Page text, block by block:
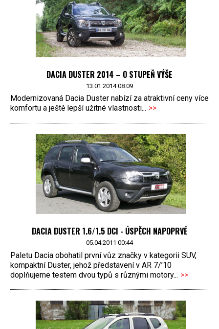
DACIA DUSTER 2014 – O STUPEŇ VÝŠE
13.01.2014 08:09
Modernizovaná Dacia Duster nabízí za atraktivní ceny více
komfortu a ještě lepší užitné vlastnosti... >>
DACIA DUSTER 1.6/1.5 DCI - ÚSPĚCH NAPOPRVÉ
05.04.2011 00:44
Paletu Dacia obohatil první vůz značky v kategorii SUV,
kompaktní Duster, jehož představení v AR 7/’10
doplňujeme testem dvou typů s různými motory... >>